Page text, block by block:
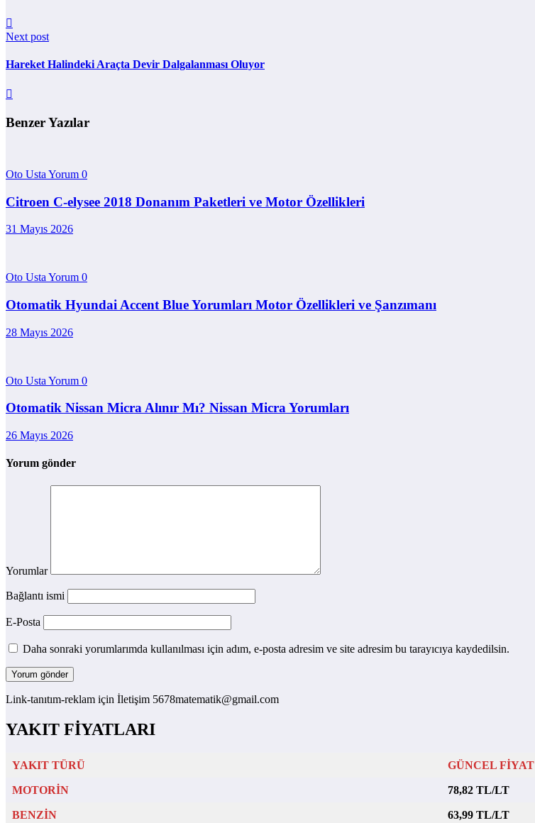
Next post
Hareket Halindeki Araçta Devir Dalgalanması Oluyor
Benzer Yazılar
Oto Usta Yorum 0
Citroen C-elysee 2018 Donanım Paketleri ve Motor Özellikleri
31 Mayıs 2026
Oto Usta Yorum 0
Otomatik Hyundai Accent Blue Yorumları Motor Özellikleri ve Şanzımanı
28 Mayıs 2026
Oto Usta Yorum 0
Otomatik Nissan Micra Alınır Mı? Nissan Micra Yorumları
26 Mayıs 2026
Yorum gönder
Yorumlar
Bağlantı ismi
E-Posta
Daha sonraki yorumlarımda kullanılması için adım, e-posta adresim ve site adresim bu tarayıcıya kaydedilsin.
Link-tanıtım-reklam için İletişim 5678matematik@gmail.com
YAKIT FİYATLARI
YAKIT TÜRÜ GÜNCEL FİYAT
MOTORİN 78,82 TL/LT
BENZİN 63,99 TL/LT